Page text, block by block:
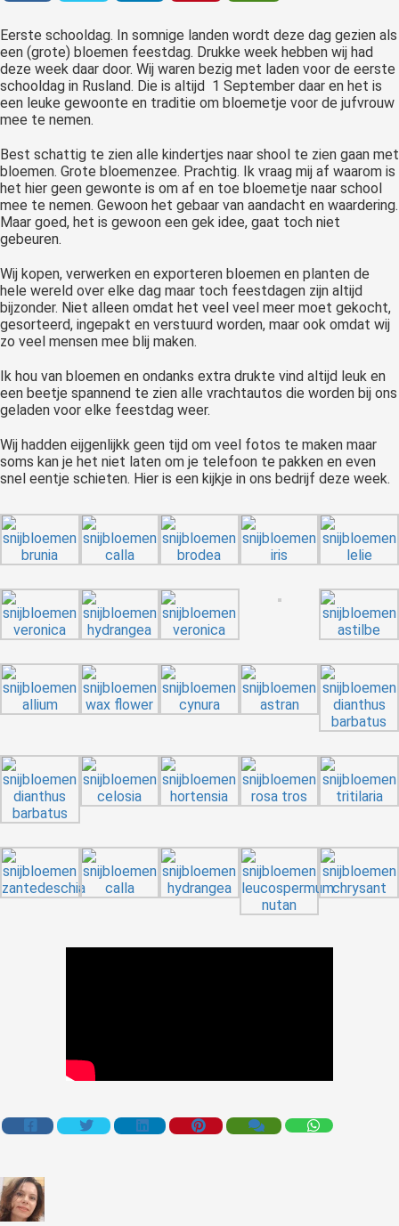
Eerste schooldag. In somnige landen wordt deze dag gezien als
een (grote) bloemen feestdag. Drukke week hebben wij had
deze week daar door. Wij waren bezig met laden voor de eerste
schooldag in Rusland. Die is altijd 1 September daar en het is
een leuke gewoonte en traditie om bloemetje voor de jufvrouw
mee te nemen.
Best schattig te zien alle kindertjes naar shool te zien gaan met
bloemen. Grote bloemenzee. Prachtig. Ik vraag mij af waarom is
het hier geen gewonte is om af en toe bloemetje naar school
mee te nemen. Gewoon het gebaar van aandacht en waardering.
Maar goed, het is gewoon een gek idee, gaat toch niet
gebeuren.
Wij kopen, verwerken en exporteren bloemen en planten de
hele wereld over elke dag maar toch feestdagen zijn altijd
bijzonder. Niet alleen omdat het veel veel meer moet gekocht,
gesorteerd, ingepakt en verstuurd worden, maar ook omdat wij
zo veel mensen mee blij maken.
Ik hou van bloemen en ondanks extra drukte vind altijd leuk en
een beetje spannend te zien alle vrachtautos die worden bij ons
geladen voor elke feestdag weer.
Wij hadden eijgenlijkk geen tijd om veel fotos te maken maar
soms kan je het niet laten om je telefoon te pakken en even
snel eentje schieten. Hier is een kijkje in ons bedrijf deze week.